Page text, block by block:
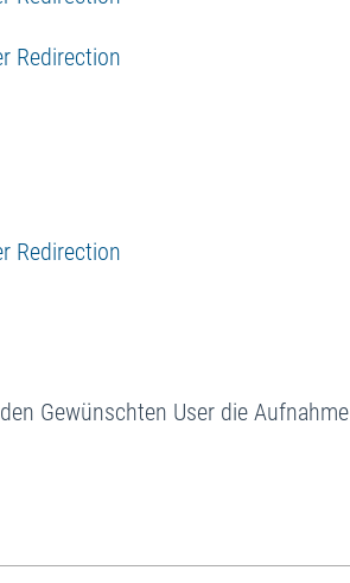
Gewünschten User die Aufnahme